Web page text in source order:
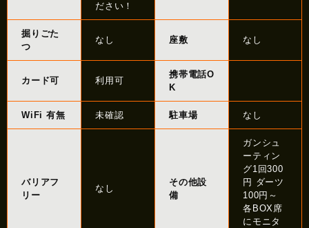
ださい！
掘りごた
つ
なし 座敷 なし
カード可 利用可
携帯電話O
K
WiFi 有無 未確認 駐車場 なし
バリアフ
リー
なし
その他設
備
ガンシュ
ーティン
グ1回300
円 ダーツ
100円～
各BOX席
にモニタ